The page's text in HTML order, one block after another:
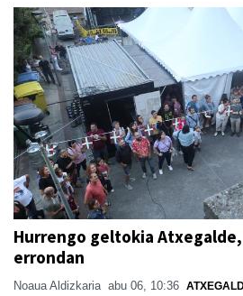
Hurrengo geltokia
errondan
Noaua Aldizkaria abu 06, 10:36